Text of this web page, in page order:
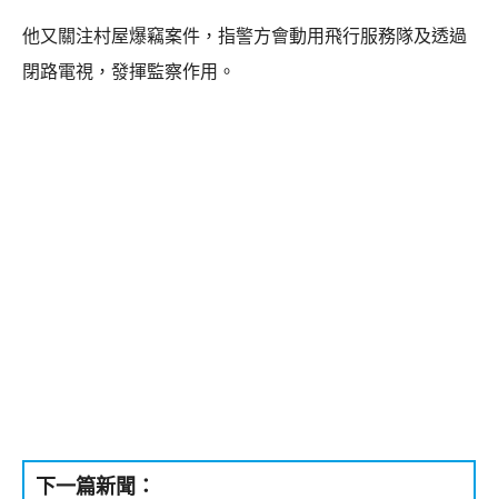
他又關注村屋爆竊案件，指警方會動用飛行服務隊及透過
閉路電視，發揮監察作用。
下一篇新聞：